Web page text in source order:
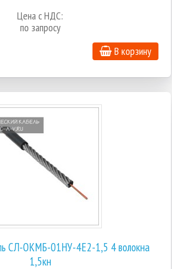
Цена с НДС:
по запросу
В корзину
СЛ-ОКМБ-01НУ-4Е2-1,5 4 волокна
1,5кн